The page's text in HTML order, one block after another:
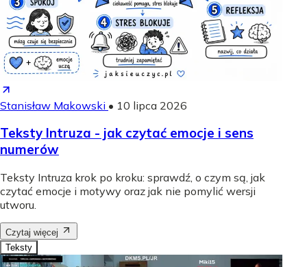
Stanisław Makowski • 10 lipca 2026
Teksty Intruza - jak czytać emocje i sens
numerów
Teksty Intruza krok po kroku: sprawdź, o czym są, jak
czytać emocje i motywy oraz jak nie pomylić wersji
utworu.
Czytaj więcej
Teksty